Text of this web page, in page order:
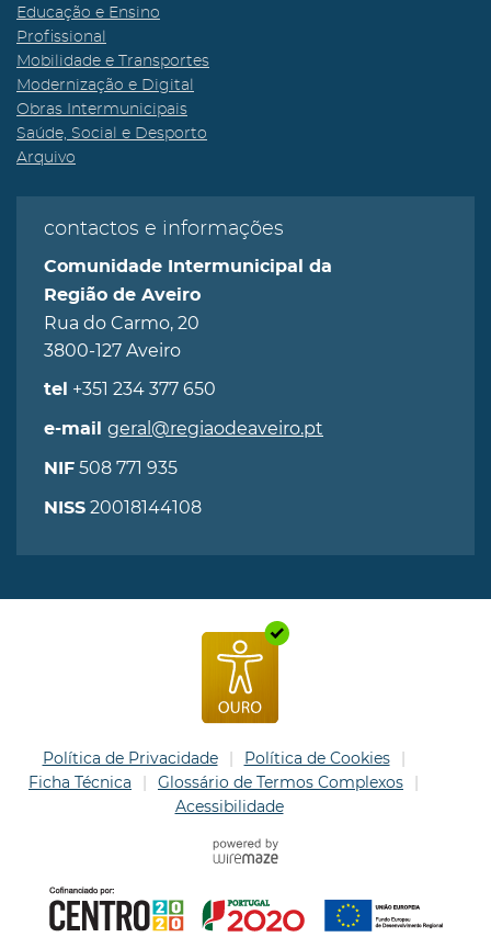
Educação e Ensino
Profissional
Mobilidade e Transportes
Modernização e Digital
Obras Intermunicipais
Saúde, Social e Desporto
Arquivo
contactos e informações
Comunidade Intermunicipal da
Região de Aveiro
Rua do Carmo, 20
3800-127 Aveiro
tel +351 234 377 650
e-mail geral@regiaodeaveiro.pt
NIF 508 771 935
NISS 20018144108
Política de Privacidade
Política de Cookies
Ficha Técnica
Glossário de Termos Complexos
Acessibilidade